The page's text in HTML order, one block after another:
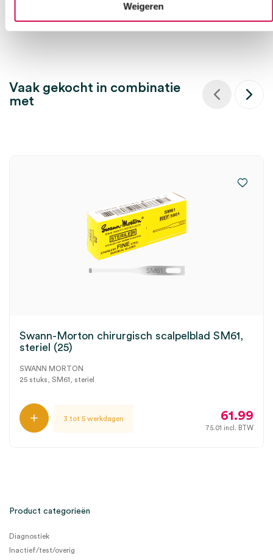
Weigeren
Vaak gekocht in combinatie
met
Swann-Morton chirurgisch scalpelblad SM61,
steriel (25)
SWANN MORTON
25 stuks, SM61, steriel
3 tot 5 werkdagen 61.99
75.01 incl. BTW
Product categorieën
Diagnostiek
Inactief/test/overig